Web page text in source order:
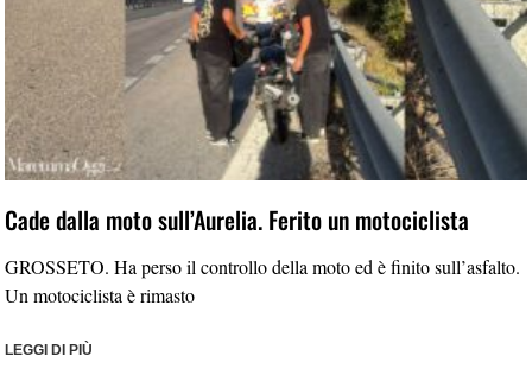
Cade dalla moto sull’Aurelia. Ferito un motociclista
GROSSETO. Ha perso il controllo della moto ed è finito sull’asfalto.
Un motociclista è rimasto
LEGGI DI PIÙ